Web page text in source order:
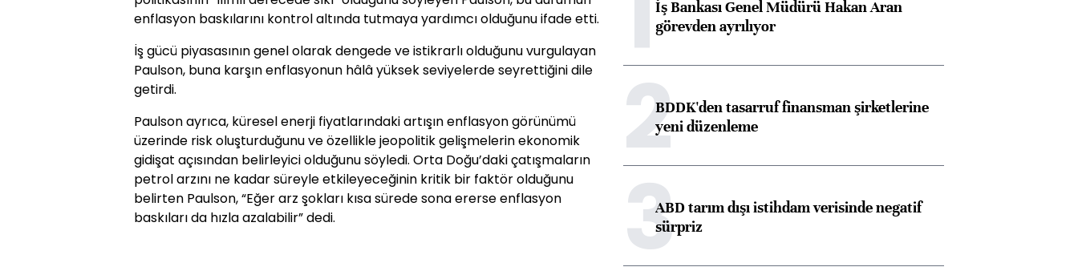
enflasyon baskılarını kontrol altında tutmaya yardımcı olduğunu ifade etti.
İş gücü piyasasının genel olarak dengede ve istikrarlı olduğunu vurgulayan
Paulson, buna karşın enflasyonun hâlâ yüksek seviyelerde seyrettiğini dile
getirdi.
Paulson ayrıca, küresel enerji fiyatlarındaki artışın enflasyon görünümü
üzerinde risk oluşturduğunu ve özellikle jeopolitik gelişmelerin ekonomik
gidişat açısından belirleyici olduğunu söyledi. Orta Doğu’daki çatışmaların
petrol arzını ne kadar süreyle etkileyeceğinin kritik bir faktör olduğunu
belirten Paulson, “Eğer arz şokları kısa sürede sona ererse enflasyon
baskıları da hızla azalabilir” dedi.
İş Bankası Genel Müdürü Hakan Aran
görevden ayrılıyor
2BDDK'den tasarruf finansman şirketlerine
yeni düzenleme
3ABD tarım dışı istihdam verisinde negatif
sürpriz